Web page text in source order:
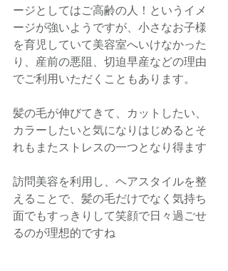
ージとしてはご高齢の人！というイメ
ージが強いようですが、小さなお子様
を育児していて美容室へいけなかった
り、産前の悪阻、切迫早産などの理由
でご利用いただくこともあります。
髪の毛が伸びてきて、カットしたい、
カラーしたいと気になりはじめるとそ
れもまたストレスの一つとなり得ます
訪問美容を利用し、ヘアスタイルを整
えることで、髪の毛だけでなく気持ち
面でもすっきりして笑顔で日々過ごせ
るのが理想的ですね